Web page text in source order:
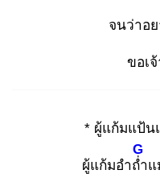
จนว่าอ
ขอเ
* ผู้แก้มแป้น
ผู้แก้มอำถ่ำ
G
แ